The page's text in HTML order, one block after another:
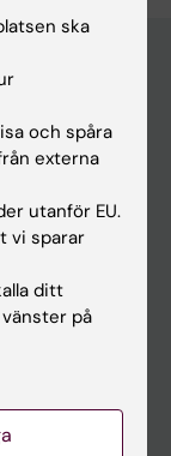
ska
och spåra
externa
utanför EU.
vi sparar
ditt
på